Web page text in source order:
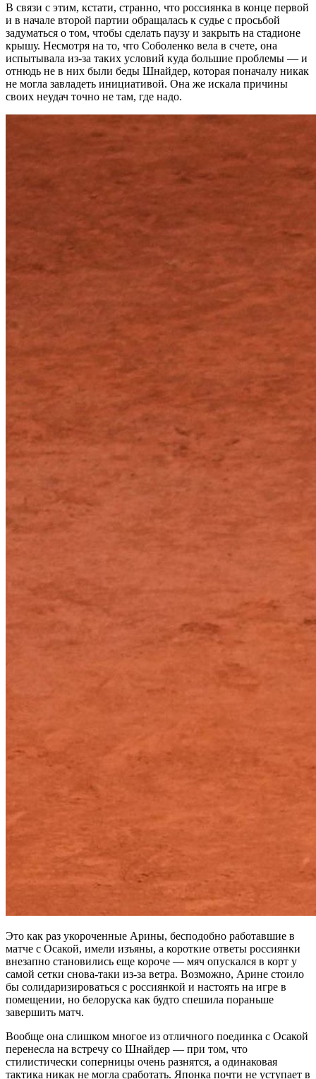
В связи с этим, кстати, странно, что россиянка в конце первой
и в начале второй партии обращалась к судье с просьбой
задуматься о том, чтобы сделать паузу и закрыть на стадионе
крышу. Несмотря на то, что Соболенко вела в счете, она
испытывала из-за таких условий куда большие проблемы — и
отнюдь не в них были беды Шнайдер, которая поначалу никак
не могла завладеть инициативой. Она же искала причины
своих неудач точно не там, где надо.
Это как раз укороченные Арины, бесподобно работавшие в
матче с Осакой, имели изъяны, а короткие ответы россиянки
внезапно становились еще короче — мяч опускался в корт у
самой сетки снова-таки из-за ветра. Возможно, Арине стоило
бы солидаризироваться с россиянкой и настоять на игре в
помещении, но белоруска как будто спешила пораньше
завершить матч.
Вообще она слишком многое из отличного поединка с Осакой
перенесла на встречу со Шнайдер — при том, что
стилистически соперницы очень разнятся, а одинаковая
тактика никак не могла сработать. Японка почти не уступает в